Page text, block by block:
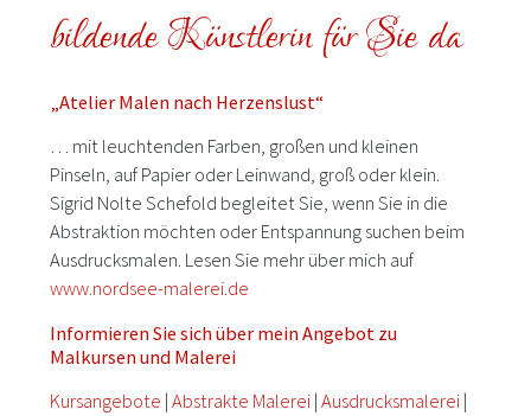
bildende Künstlerin für Sie da
„Atelier Malen nach Herzenslust“
… mit leuchtenden Farben, großen und kleinen
Pinseln, auf Papier oder Leinwand, groß oder klein.
Sigrid Nolte Schefold begleitet Sie, wenn Sie in die
Abstraktion möchten oder Entspannung suchen beim
Ausdrucksmalen. Lesen Sie mehr über mich auf
www.nordsee-malerei.de
Informieren Sie sich über mein Angebot zu
Malkursen und Malerei
Kursangebote |Abstrakte Malerei |Ausdrucksmalerei |